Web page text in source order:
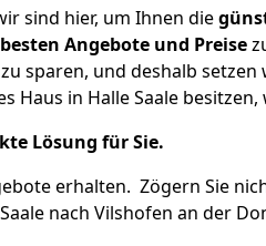
sind hier, um Ihnen die
Angebote und Preise
sparen, und deshalb
Haus in Halle Saale
Lösung für Sie.
erhalten. Zögern Sie
nach Vilshofen an der